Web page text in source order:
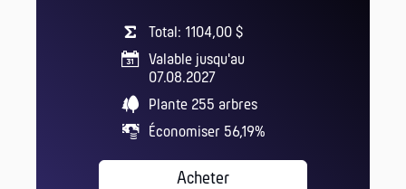
Total: 1104,00 $
Valable jusqu'au
07.08.2027
Plante 255 arbres
Économiser 56,19%
Acheter